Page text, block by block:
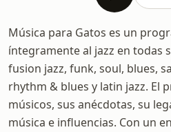
Música para Gatos es un
íntegramente al jazz en todas
fusion jazz, funk, soul, blues,
rhythm & blues y latin jazz. El
músicos, sus anécdotas, su
música e influencias. Con un